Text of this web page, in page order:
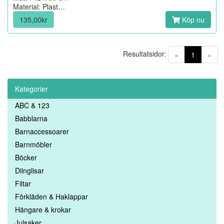
Material: Plast…
135,00kr
Köp nu
« 1 (current)
»
Resultatsidor:
Kategorier
ABC & 123
Babblarna
Barnaccessoarer
Barnmöbler
Böcker
Diinglisar
Filtar
Förkläden & Haklappar
Hängare & krokar